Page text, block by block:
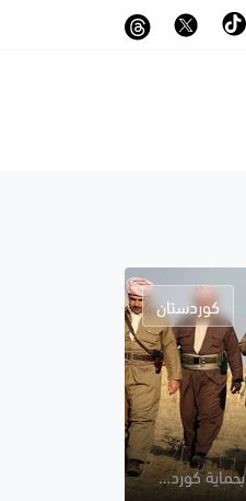
كوردستان
قوات بيشمركة كوردستان أثبتت فعلياً إنها كفيلة بحماية كوردستان وحدودها،